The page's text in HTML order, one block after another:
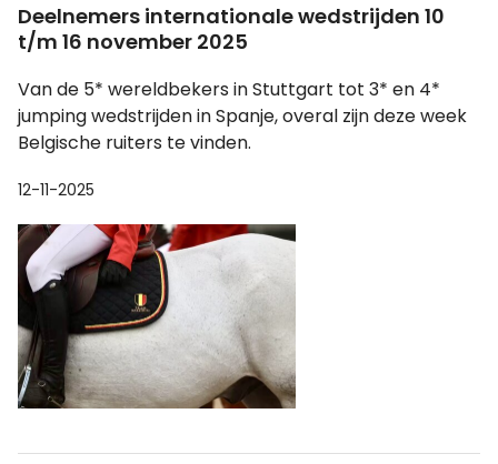
Deelnemers internationale wedstrijden 10
t/m 16 november 2025
Van de 5* wereldbekers in Stuttgart tot 3* en 4*
jumping wedstrijden in Spanje, overal zijn deze week
Belgische ruiters te vinden.
12-11-2025